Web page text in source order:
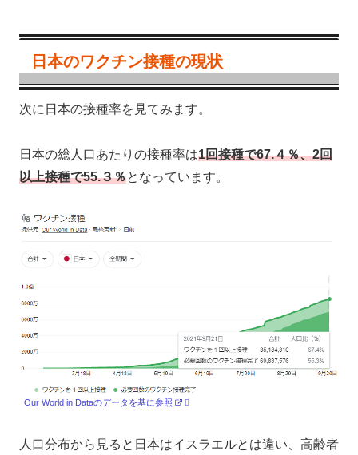
日本のワクチン接種の現状
次に日本の接種率を見てみます。
日本の総人口あたりの接種率は1回接種で67.４％、2回
以上接種で55.３％となっています。
Our World in Dataのデータを基に参照
人口分布から見ると日本はイスラエルとは違い、高齢者